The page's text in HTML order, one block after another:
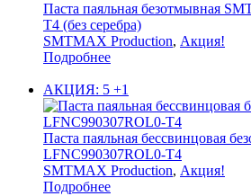
Паста паяльная безотмывная
T4 (без серебра)
SMTMAX Production, Акция!
Подробнее
АКЦИЯ: 5 +1
Паста паяльная бессвинцовая
LFNC990307ROL0-T4
SMTMAX Production, Акция!
Подробнее